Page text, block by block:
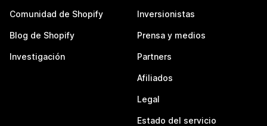
Comunidad de Shopify
Blog de Shopify
Investigación
Inversionistas
Prensa y medios
Partners
Afiliados
Legal
Estado del servicio